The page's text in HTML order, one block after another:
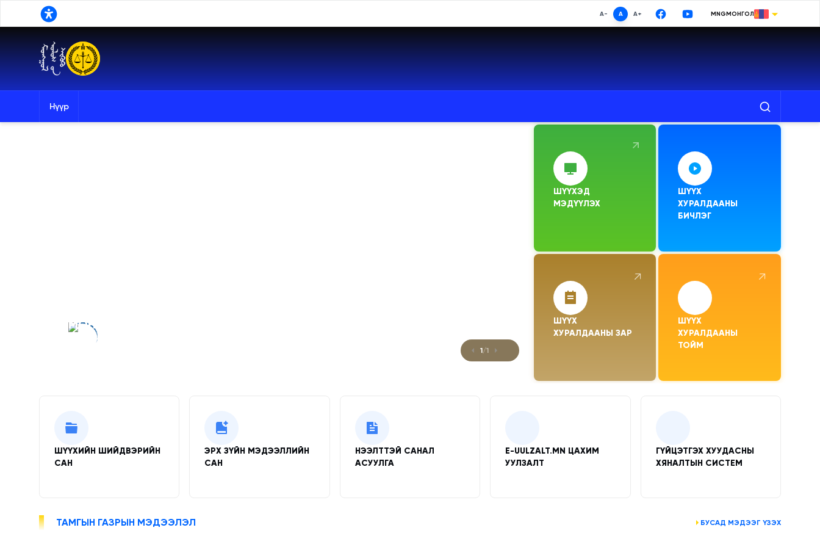
Үндсэн агуулга руу шилжих
A- A A+ MNGМОНГОЛ
日本語
DEUTSCHE
ESPAÑOL
TURKISH
Нүүр
1/1
МОНГОЛ УЛСАД ШҮҮХ ЭРХ МЭДЛИЙГ
ГАГЦХҮҮ ШҮҮХ ХЭРЭГЖҮҮЛНЭ
ШҮҮХЭД
МЭДҮҮЛЭХ
ШҮҮХ
ХУРАЛДААНЫ
БИЧЛЭГ
ШҮҮХ
ХУРАЛДААНЫ ЗАР
↗
ШҮҮХ
ХУРАЛДААНЫ
ТОЙМ
↗
ШҮҮХИЙН ШИЙДВЭРИЙН
САН
ЭРХ ЗҮЙН МЭДЭЭЛЛИЙН
САН
НЭЭЛТТЭЙ САНАЛ
АСУУЛГА
E-UULZALT.MN ЦАХИМ
УУЛЗАЛТ
ГҮЙЦЭТГЭХ ХУУДАСНЫ
ХЯНАЛТЫН СИСТЕМ
ТАМГЫН ГАЗРЫН МЭДЭЭЛЭЛ БУСАД МЭДЭЭГ ҮЗЭХ